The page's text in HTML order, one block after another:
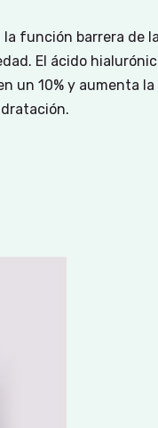
función barrera de
El ácido
un 10% y aumenta